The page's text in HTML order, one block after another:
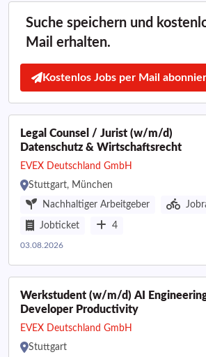
Suche speichern und
Mail erhalten.
Kostenlos Jobs per Mail
Legal Counsel / Jurist (w/m/d)
Datenschutz & Wirtschaftsrecht
EVEX Deutschland GmbH
Stuttgart, München
Nachhaltiger Arbeitgeber
Jobticket 4
03.08.2026
Werkstudent (w/m/d) AI
Developer Productivity
EVEX Deutschland GmbH
Stuttgart